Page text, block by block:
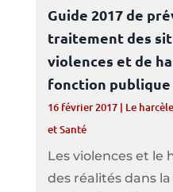
Guide 2017 de
traitement des
violences et de
fonction publique
16 février 2017| Le
et Santé
Les violences et le
des réalités dans